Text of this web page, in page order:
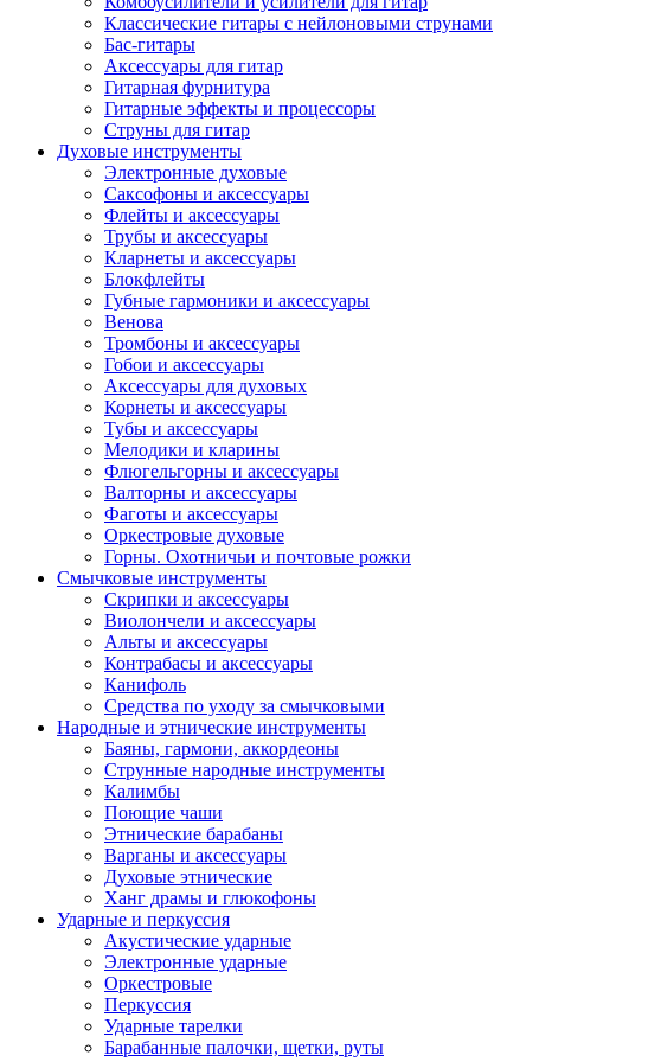
Классические гитары с нейлоновыми струнами
Бас-гитары
Аксессуары для гитар
Гитарная фурнитура
Гитарные эффекты и процессоры
Струны для гитар
Духовые инструменты
Электронные духовые
Саксофоны и аксессуары
Флейты и аксессуары
Трубы и аксессуары
Кларнеты и аксессуары
Блокфлейты
Губные гармоники и аксессуары
Венова
Тромбоны и аксессуары
Гобои и аксессуары
Аксессуары для духовых
Корнеты и аксессуары
Тубы и аксессуары
Мелодики и кларины
Флюгельгорны и аксессуары
Валторны и аксессуары
Фаготы и аксессуары
Оркестровые духовые
Горны. Охотничьи и почтовые рожки
Смычковые инструменты
Скрипки и аксессуары
Виолончели и аксессуары
Альты и аксессуары
Контрабасы и аксессуары
Канифоль
Средства по уходу за смычковыми
Народные и этнические инструменты
Баяны, гармони, аккордеоны
Струнные народные инструменты
Калимбы
Поющие чаши
Этнические барабаны
Варганы и аксессуары
Духовые этнические
Ханг драмы и глюкофоны
Ударные и перкуссия
Акустические ударные
Электронные ударные
Оркестровые
Перкуссия
Ударные тарелки
Барабанные палочки, щетки, руты